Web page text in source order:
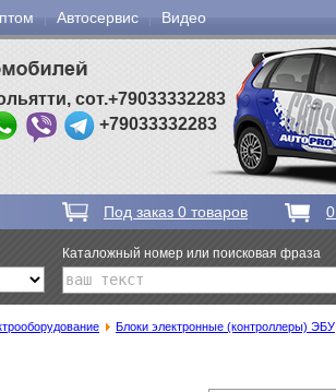
Автосервис Видео
сот.+79033332283
+79033332283
Под заказ 0 товаров 0
Каталожный номер или поисковая фраза
Блоки электронные (контроллеры) ЭБУ